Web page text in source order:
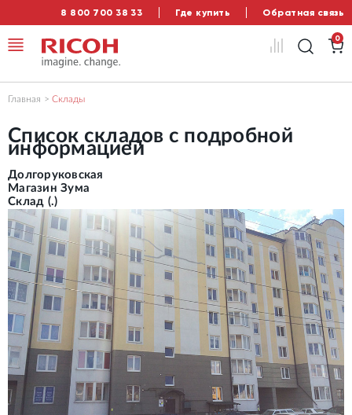
8 800 700 38 33 Где купить Обратная связь
0
Главная Склады
Список складов с подробной
информацией
Долгоруковская
Магазин Зума
Склад (.)